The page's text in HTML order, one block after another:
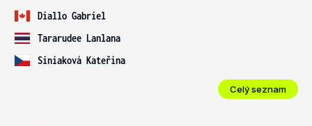
Diallo Gabriel
Tararudee Lanlana
Siniaková Kateřina
Celý seznam